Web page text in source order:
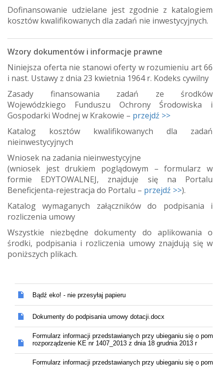
Dofinansowanie udzielane jest zgodnie z katalogiem
kosztów kwalifikowanych dla zadań nie inwestycyjnych.
Wzory dokumentów i informacje prawne
Niniejsza oferta nie stanowi oferty w rozumieniu art 66
i nast. Ustawy z dnia 23 kwietnia 1964 r. Kodeks cywilny
Zasady finansowania zadań ze środków
Wojewódzkiego Funduszu Ochrony Środowiska i
Gospodarki Wodnej w Krakowie – przejdź >>
Katalog kosztów kwalifikowanych dla zadań
nieinwestycyjnych
Wniosek na zadania nieinwestycyjne
(wniosek jest drukiem poglądowym – formularz w
formie EDYTOWALNEJ, znajduje się na Portalu
Beneficjenta-rejestracja do Portalu – przejdź >>).
Katalog wymaganych załączników do podpisania i
rozliczenia umowy
Wszystkie niezbędne dokumenty do aplikowania o
środki, podpisania i rozliczenia umowy znajdują się w
poniższych plikach.